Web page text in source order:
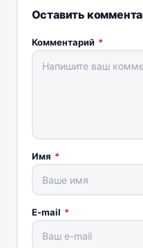
Оставить
Комментарий *
Имя *
E-mail *